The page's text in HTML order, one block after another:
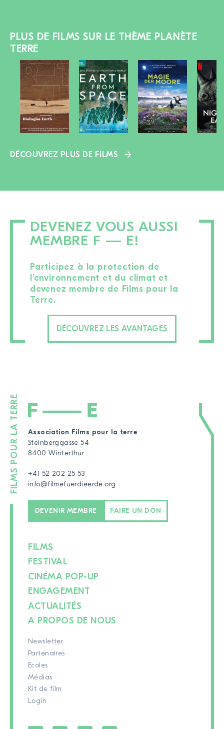
PLUS DE FILMS SUR LE THÈME PLANÈTE
TERRE
DÉCOUVREZ PLUS DE FILMS
DEVENEZ VOUS AUSSI
MEMBRE F — E!
Participez à la protection de
l’environnement et du climat et
devenez membre de Films pour la
Terre.
DÉCOUVREZ LES AVANTAGES
Association Films pour la terre
Steinberggasse 54
8400 Winterthur
+41 52 202 25 53
info@filmefuerdieerde.org
DEVENIR MEMBRE FAIRE UN DON
FILMS
FESTIVAL
CINÉMA POP-UP
ENGAGEMENT
ACTUALITÉS
A PROPOS DE NOUS
Newsletter
Partenaires
Ecoles
Médias
Kit de film
Login